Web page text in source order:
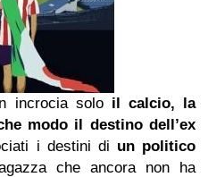
incrocia solo il calcio, la
modo il destino dell’ex
i destini di un politico
che ancora non ha